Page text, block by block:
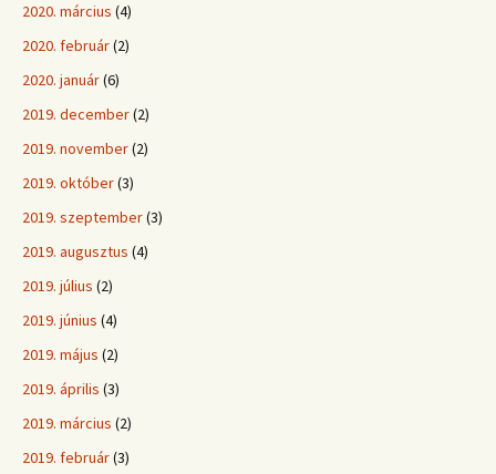
2020. március (4)
2020. február(2)
2020. január(6)
2019. december(2)
2019. november(2)
2019. október(3)
2019. szeptember(3)
2019. augusztus (4)
2019. július (2)
2019. június (4)
2019. május (2)
2019. április (3)
2019. március (2)
2019. február(3)